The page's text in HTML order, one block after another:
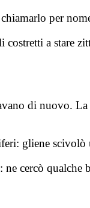
per
a stare
di nuovo.
gliene
cercò